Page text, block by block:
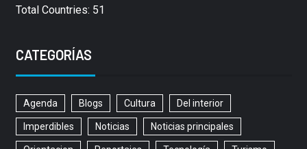
Total Countries: 51
CATEGORÍAS
Agenda Blogs Cultura Del interior
Imperdibles Noticias Noticias principales